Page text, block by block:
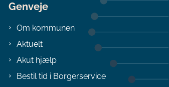
Genveje
Om kommunen
Aktuelt
Akut hjælp
Bestil tid i Borgerservice